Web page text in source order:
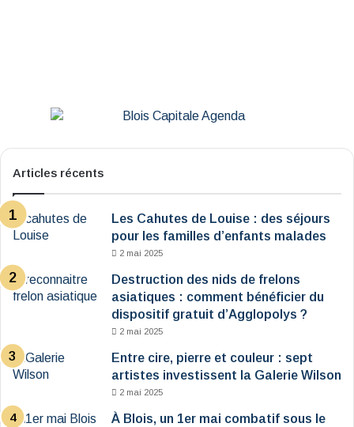
Articles récents
Les Cahutes de Louise : des séjours
pour les familles d’enfants malades
2 mai 2025
Destruction des nids de frelons
asiatiques : comment bénéficier du
dispositif gratuit d’Agglopolys ?
2 mai 2025
Entre cire, pierre et couleur : sept
artistes investissent la Galerie Wilson
2 mai 2025
À Blois, un 1er mai combatif sous le